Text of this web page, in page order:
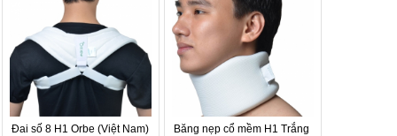
Đai số 8 H1 Orbe (Việt Nam)
Băng nẹp cổ mềm H1 Trắng